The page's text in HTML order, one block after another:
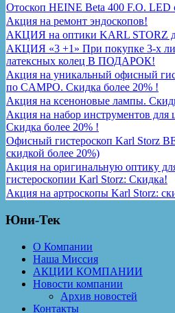
Отоскоп HEINE Beta 400 F.O. LED
Акция на ремонт эндоскопов!
АКЦИЯ на оптики KARL STORZ
АКЦИЯ «3 +1» При покупке 3-х
латексных колец В ПОДАРОК!
Акция на уникальный офисный
по CAMPO. Скидка более 20% !
Акция на ксеноновые лампы.
Акция на набор инструментов для
Скидка более 20% !
Офисный гистероскоп Karl Storz
скидкой более 20%)
Акция на оригинальную оптику
гистероскопии Karl Storz: Скидка!
Акция на артроскопы Karl Storz:
Юни-Тек
О Компании
Наша Миссия
АКЦИИ КОМПАНИИ
Новости компании
Архив новостей
Контакты